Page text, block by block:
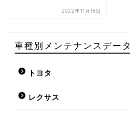
2022年11月18日
車種別メンテナンスデータ
トヨタ
レクサス